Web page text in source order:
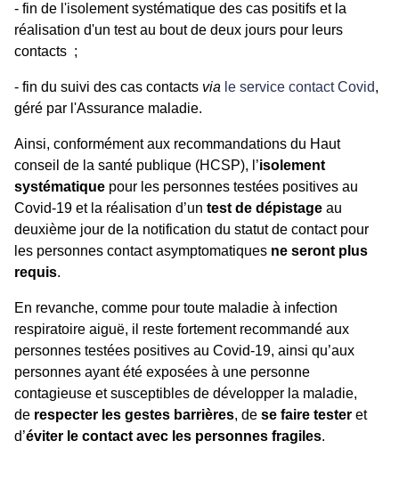
- fin de l'isolement systématique des cas positifs et la
réalisation d'un test au bout de deux jours pour leurs
contacts ;
- fin du suivi des cas contacts via le service contact Covid,
géré par l'Assurance maladie.
Ainsi, conformément aux recommandations du Haut
conseil de la santé publique (HCSP), l’isolement
systématique pour les personnes testées positives au
Covid-19 et la réalisation d’un test de dépistage au
deuxième jour de la notification du statut de contact pour
les personnes contact asymptomatiques ne seront plus
requis.
En revanche, comme pour toute maladie à infection
respiratoire aiguë, il reste fortement recommandé aux
personnes testées positives au Covid-19, ainsi qu’aux
personnes ayant été exposées à une personne
contagieuse et susceptibles de développer la maladie,
de respecter les gestes barrières, de se faire tester et
d’éviter le contact avec les personnes fragiles.